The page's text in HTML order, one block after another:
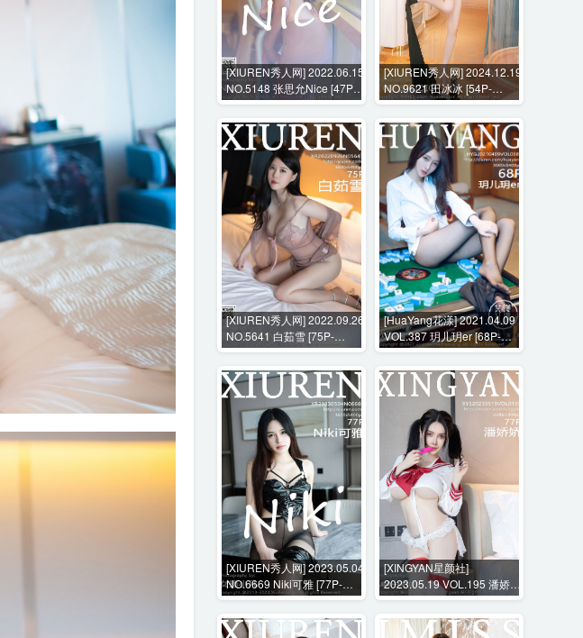
[XIUREN秀人网] 2022.06.15
NO.5148 张思允Nice [47P-
343MB]
[XIUREN秀人网] 2024.12.19
NO.9621 田冰冰 [54P-
509MB]
[XIUREN秀人网] 2022.09.26
NO.5641 白茹雪 [75P-
644MB]
[HuaYang花漾] 2021.04.09
VOL.387 玥儿玥er [68P-
743MB]
[XIUREN秀人网] 2023.05.04
NO.6669 Niki可雅 [77P-
674MB]
[XINGYAN星颜社]
2023.05.19 VOL.195 潘娇娇
[77P-685MB]